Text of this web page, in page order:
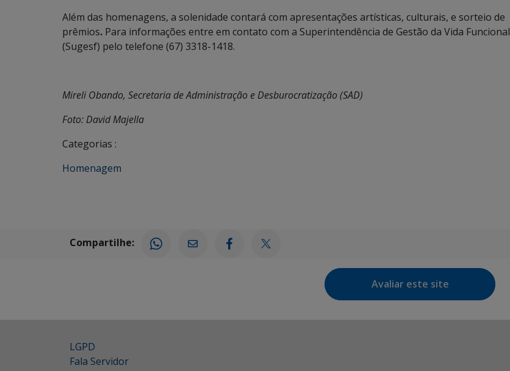
Além das homenagens, a solenidade contará com apresentações artísticas, culturais, e sorteio de
prêmios. Para informações entre em contato com a Superintendência de Gestão da Vida Funcional
(Sugesf) pelo telefone (67) 3318-1418.
Mireli Obando, Secretaria de Administração e Desburocratização (SAD)
Foto: David Majella
Categorias :
Homenagem
Compartilhe:
Avaliar este site
LGPD
Fala Servidor